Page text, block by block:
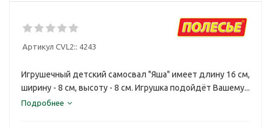
Артикул CVL2:: 4243
Игрушечный детский самосвал "Яша" имеет длину 16 см,
ширину - 8 см, высоту - 8 см. Игрушка подойдёт Вашему...
Подробнее